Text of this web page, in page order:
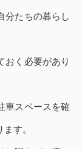
分たちの暮らし
おく必要があり
車スペースを確
す。